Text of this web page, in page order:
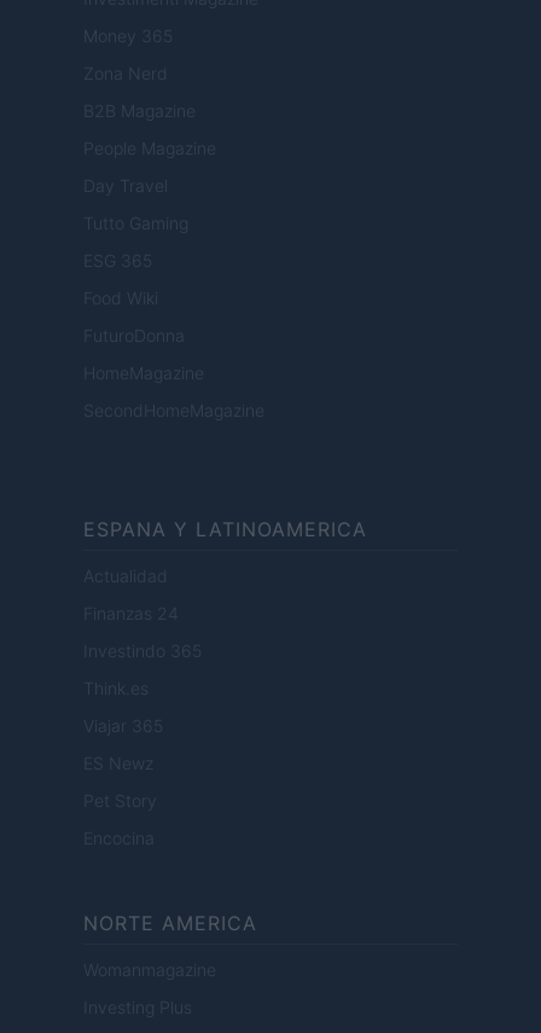
Money 365
Zona Nerd
B2B Magazine
People Magazine
Day Travel
Tutto Gaming
ESG 365
Food Wiki
FuturoDonna
HomeMagazine
SecondHomeMagazine
ESPANA Y LATINOAMERICA
Actualidad
Finanzas 24
Investindo 365
Think.es
Viajar 365
ES Newz
Pet Story
Encocina
NORTE AMERICA
Womanmagazine
Investing Plus